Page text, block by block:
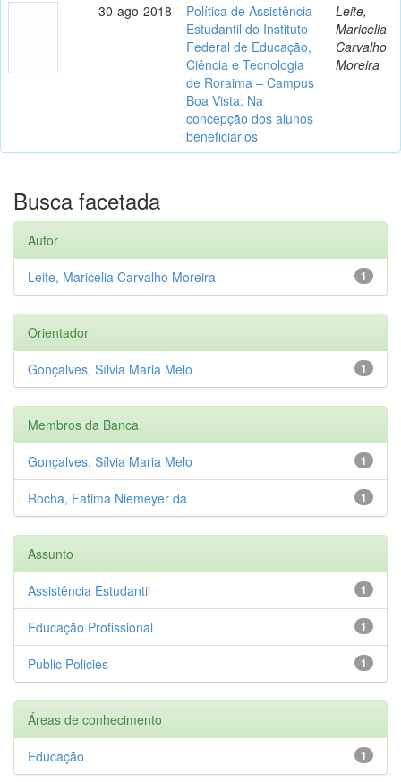
30-ago-2018
Política de Assistência
Estudantil do Instituto
Federal de Educação,
Ciência e Tecnologia
de Roraima – Campus
Boa Vista: Na
concepção dos alunos
beneficiários
Leite,
Maricelia
Carvalho
Moreira
Busca facetada
Autor
1
Leite, Maricelia Carvalho Moreira
Orientador
1
Gonçalves, Sílvia Maria Melo
Membros da Banca
1
Gonçalves, Sílvia Maria Melo
1
Rocha, Fatima Niemeyer da
Assunto
1
Assistência Estudantil
1
Educação Profissional
1
Public Policies
Áreas de conhecimento
1
Educação